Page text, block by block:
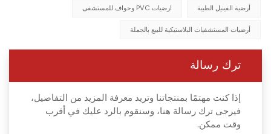
أرضية الفينيل الطبية ارضيات PVC وحواف للمستشفى
أرضيات المستشفيات البلاستيكية للبيع بالجملة
ترك رسالة
إذا كنت مهتمًا بمنتجاتنا وتريد معرفة المزيد من التفاصيل،
فيرجى ترك رسالة هنا، وسنقوم بالرد عليك في أقرب
وقت ممكن.